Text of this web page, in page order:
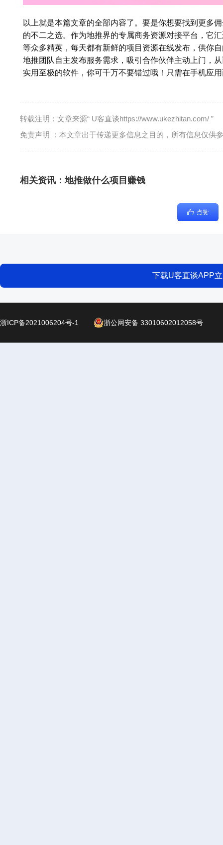
以上就是本篇文章的全部内容了。要是你想要找到更多
的不二之选。作为地推界的专属商务资源对接平台，它
等众多精英，每天都有新鲜的项目资源在线发布，供你
地推团队自主发布服务需求，吸引合作伙伴主动上门，
实用至极的软件，你可千万不要错过哦！只需在手机应
转载注明：文章来源“ U客直谈https://www.ukezhitan.com/ ”
免责声明 ：本文章出于传递更多信息之目的，所有信息仅供
相关资讯：地推做什么项目赚钱
点赞
下载U客直谈APP
浙ICP备2021006204号-1 浙公网安备 33010602012058号